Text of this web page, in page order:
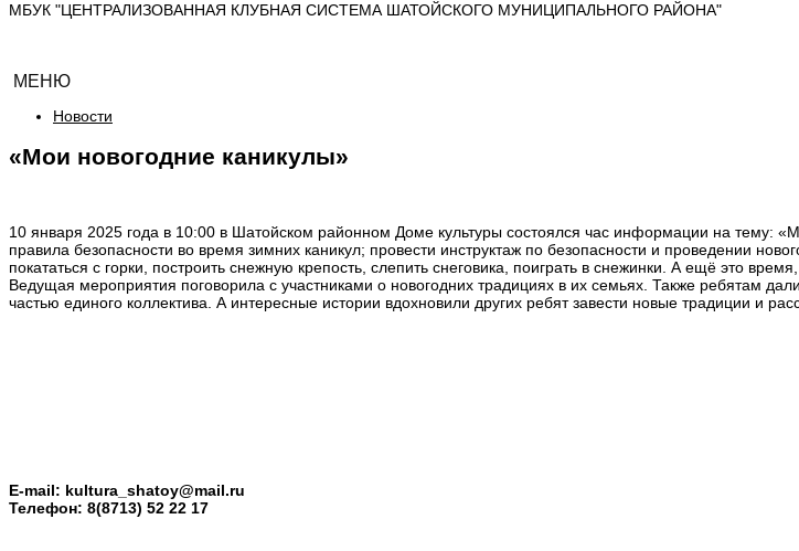
МБУК "ЦЕНТРАЛИЗОВАННАЯ КЛУБНАЯ СИСТЕМА ШАТОЙСКОГО МУНИЦИПАЛЬНОГО РАЙОНА"
МЕНЮ
Новости
«Мои новогодние каникулы»
10 января 2025 года в 10:00 в Шатойском районном Доме культуры состоялся час информации на тему:
правила безопасности во время зимних каникул; провести инструктаж по безопасности и проведении
покататься с горки, построить снежную крепость, слепить снеговика, поиграть в снежинки. А ещё это
Ведущая мероприятия поговорила с участниками о новогодних традициях в их семьях. Также ребятам
частью единого коллектива. А интересные истории вдохновили других ребят завести новые традиции и
E-mail: kultura_shatoy@mail.ru
Телефон: 8(8713) 52 22 17